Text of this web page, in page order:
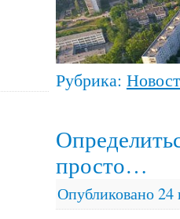
Рубрика:
просто…
Опубликовано24